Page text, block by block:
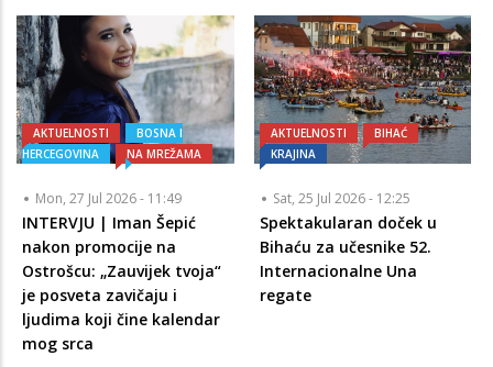
AKTUELNOSTI
BOSNA I
HERCEGOVINA
NA MREŽAMA
Mon, 27 Jul 2026 - 11:49
INTERVJU | Iman Šepić
nakon promocije na
Ostrošcu: „Zauvijek tvoja“
je posveta zavičaju i
ljudima koji čine kalendar
mog srca
AKTUELNOSTI
BIHAĆ
KRAJINA
Sat, 25 Jul 2026 - 12:25
Spektakularan doček u
Bihaću za učesnike 52.
Internacionalne Una
regate